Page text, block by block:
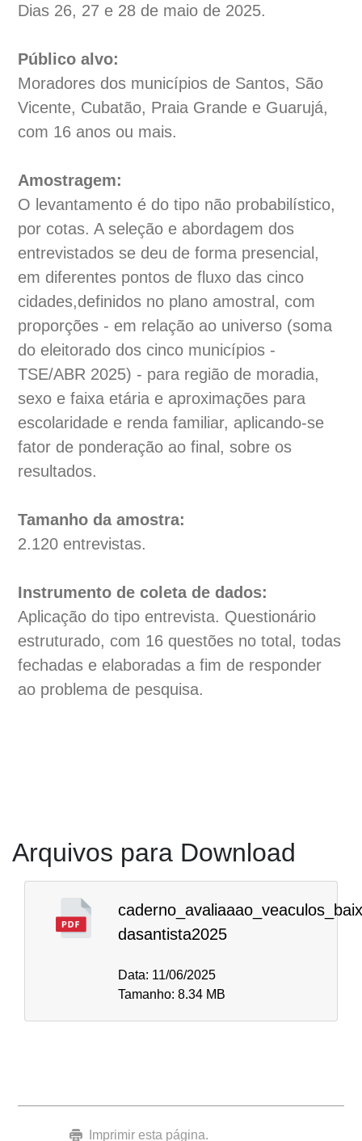
Dias 26, 27 e 28 de maio de 2025.
Público alvo:
Moradores dos municípios de Santos, São
Vicente, Cubatão, Praia Grande e Guarujá,
com 16 anos ou mais.
Amostragem:
O levantamento é do tipo não probabilístico,
por cotas. A seleção e abordagem dos
entrevistados se deu de forma presencial,
em diferentes pontos de fluxo das cinco
cidades,definidos no plano amostral, com
proporções - em relação ao universo (soma
do eleitorado dos cinco municípios -
TSE/ABR 2025) - para região de moradia,
sexo e faixa etária e aproximações para
escolaridade e renda familiar, aplicando-se
fator de ponderação ao final, sobre os
resultados.
Tamanho da amostra:
2.120 entrevistas.
Instrumento de coleta de dados:
Aplicação do tipo entrevista. Questionário
estruturado, com 16 questões no total, todas
fechadas e elaboradas a fim de responder
ao problema de pesquisa.
Arquivos para Download
dasantista2025
Data: 11/06/2025
Tamanho: 8.34 MB
Imprimir esta página.